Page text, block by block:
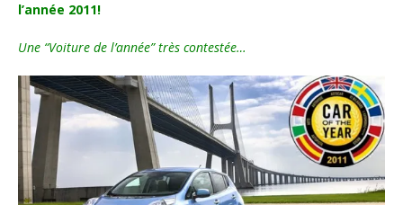
l’année 2011!
Une “Voiture de l’année” très contestée…